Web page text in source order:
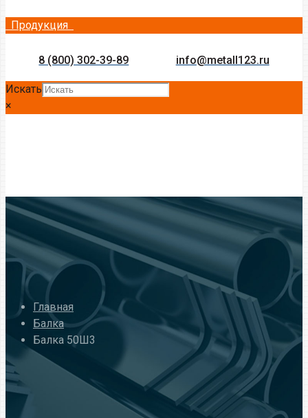
Продукция
8 (800) 302-39-89 info@metall123.ru
Искать
×
Главная
Балка
Балка 50Ш3